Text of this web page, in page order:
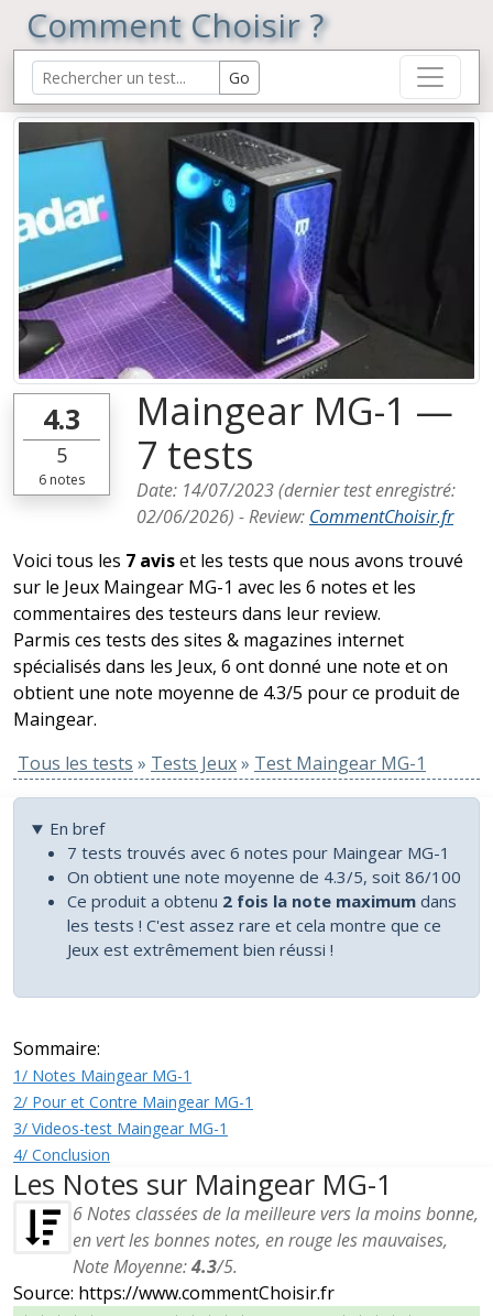
Comment Choisir ?
4.3
5
6 notes
Maingear MG-1 —
7 tests
Date: 14/07/2023(dernier test enregistré:
02/06/2026) -Review: CommentChoisir.fr
Voici tous les 7 aviset les tests que nous avons trouvé
sur le Jeux Maingear MG-1 avec les 6 notes et les
commentaires des testeurs dans leur review.
Parmis ces tests des sites & magazines internet
spécialisés dans les Jeux, 6 ont donné une note et on
obtient une note moyenne de 4.3/5 pour ce produit de
Maingear.
Tous les tests » Tests Jeux» Test Maingear MG-1
En bref
7 tests trouvés avec 6 notes pour Maingear MG-1
On obtient une note moyenne de 4.3/5, soit 86/100
Ce produit a obtenu 2 fois la note maximum dans
les tests ! C'est assez rare et cela montre que ce
Jeux est extrêmement bien réussi !
Sommaire:
1/ Notes Maingear MG-1
2/ Pour et Contre Maingear MG-1
3/ Videos-test Maingear MG-1
4/ Conclusion
Les Notes sur Maingear MG-1
6Notes classées de la meilleure vers la moins bonne,
en vert les bonnes notes, en rouge les mauvaises,
Note Moyenne:4.3/5.
Source: https://www.commentChoisir.fr